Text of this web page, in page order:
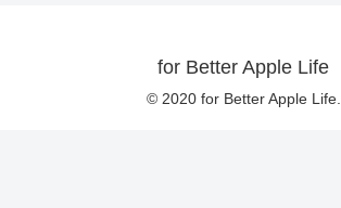
for Better Apple Life
© 2020 for Better Apple Life.